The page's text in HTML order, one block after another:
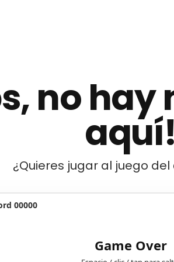
no
aquí!
¿Quieres jugar al juego